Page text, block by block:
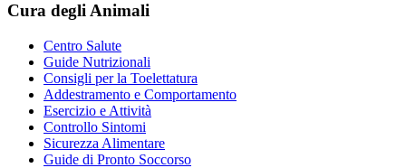
Cura degli Animali
Centro Salute
Guide Nutrizionali
Consigli per la Toelettatura
Addestramento e Comportamento
Esercizio e Attività
Controllo Sintomi
Sicurezza Alimentare
Guide di Pronto Soccorso